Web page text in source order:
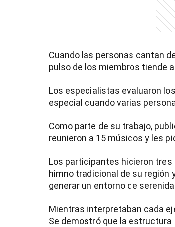
Cuando las personas cantan
pulso de los miembros tiende
Los especialistas evaluaron
especial cuando varias
Como parte de su trabajo,
reunieron a 15 músicos y les
Los participantes hicieron tres
himno tradicional de su región
generar un entorno de
Mientras interpretaban cada
Se demostró que la